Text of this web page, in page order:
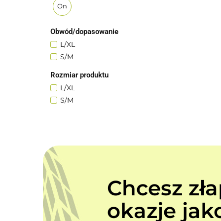
One-
Size
Obwód/dopasowanie
L/XL
S/M
Rozmiar produktu
L/XL
S/M
Chcesz
okazje